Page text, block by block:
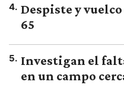
4. Despiste y
65
5. Investigan el
en un campo